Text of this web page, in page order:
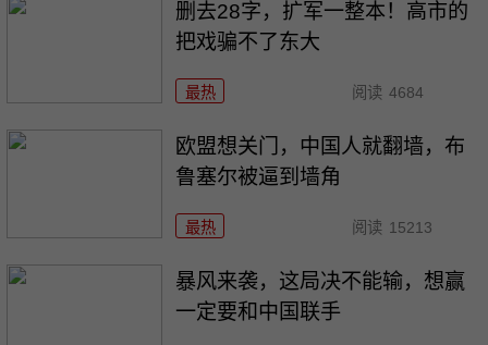
删去28字，扩军一整本！高市的
把戏骗不了东大
最热 阅读 4684
欧盟想关门，中国人就翻墙，布
鲁塞尔被逼到墙角
最热 阅读 15213
暴风来袭，这局决不能输，想赢
一定要和中国联手